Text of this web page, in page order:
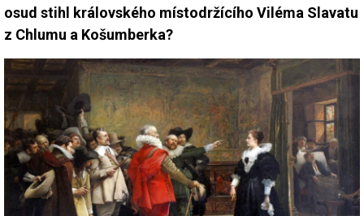
osud stihl královského místodržícího Viléma Slavatu
z Chlumu a Košumberka?